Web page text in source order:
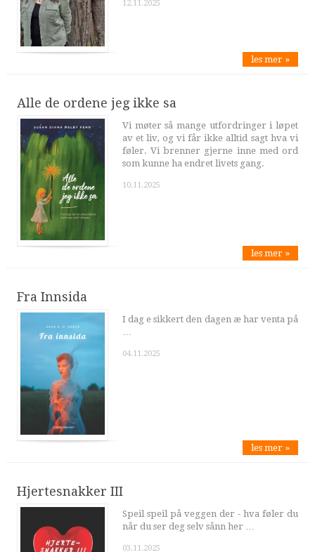
12.11.2025
les mer »
Alle de ordene jeg ikke sa
Vi møter så mange utfordringer i løpet
av et liv, og vi får ikke alltid sagt hva vi
føler. Vi brenner gjerne inne med ord
som kunne ha endret livets gang.
10.11.2025
les mer »
Fra Innsida
I dag e sikkert den dagen æ har venta på
…
04.11.2025
les mer »
Hjertesnakker III
Speil speil på veggen der - hva føler du
når du ser deg selv sånn her …
03.11.2025